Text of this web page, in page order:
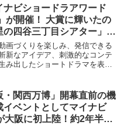
トは映画の公開を記念して行わ
で、主...
ナビショードラアワード
が開催！ 大賞に輝いたの
の四谷三丁目シアター」
りかも絶賛「とってもおも
ったです！」
画づくりを楽しみ、発信できる
新なアイデア、刺激的なコンテ
み出したショートドラマを表彰
れました。 フォトギャラリー(画像
で拡大...
・関西万博」開幕直前の機
イベントとしてマイナビ
大阪に初上陸！約2年半に